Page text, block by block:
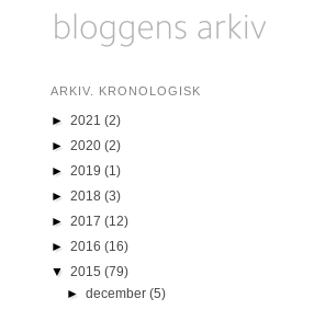
ARKIV. KRONOLOGISK
► 2021 (2)
► 2020 (2)
► 2019 (1)
► 2018 (3)
► 2017 (12)
► 2016 (16)
▼ 2015 (79)
►december(5)